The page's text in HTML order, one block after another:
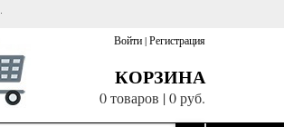
Войти|Регистрация
КОРЗИНА
0 товаров |0 руб.